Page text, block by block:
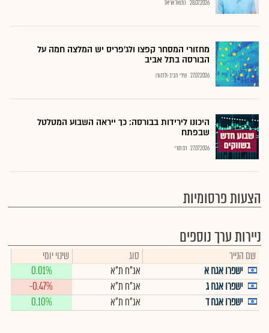
28.07.2026 נתנאל אריאל
מחזורי המסחר קפצו ולג'פריס יש המלצה חמה על
הבורסה בתל אביב
27.07.2026 שירי חביב-ולדהורן
היכונו לירידות בבורסה: כך ייראה השבוע המטלטל
שבפתח
27.07.2026 רם מורי
הצעות פרסומיות
ניירות ערך נוספים
שם הנייר סוג
שינוי יומי
ישפרו אגח א
אג"ח ת"א
0.01%
ישפרו אגח ג
אג"ח ת"א
-0.47%
ישפרו אגח ד
אג"ח ת"א 0.10%